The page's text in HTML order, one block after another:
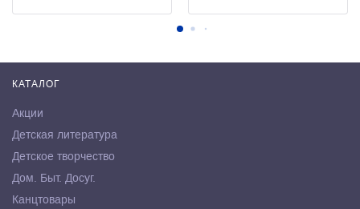
КАТАЛОГ
Акции
Детская литература
Детское творчество
Дом. Быт. Досуг.
Канцтовары